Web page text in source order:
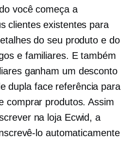
você começa a
clientes existentes para
do seu produto e do
e familiares. E também
ganham um desconto
dupla facereferência para
comprar produtos. Assim
na loja Ecwid, a
lo automaticamente